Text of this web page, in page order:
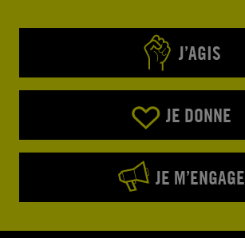
J’AGIS
JE DONNE
JE M’ENGAGE